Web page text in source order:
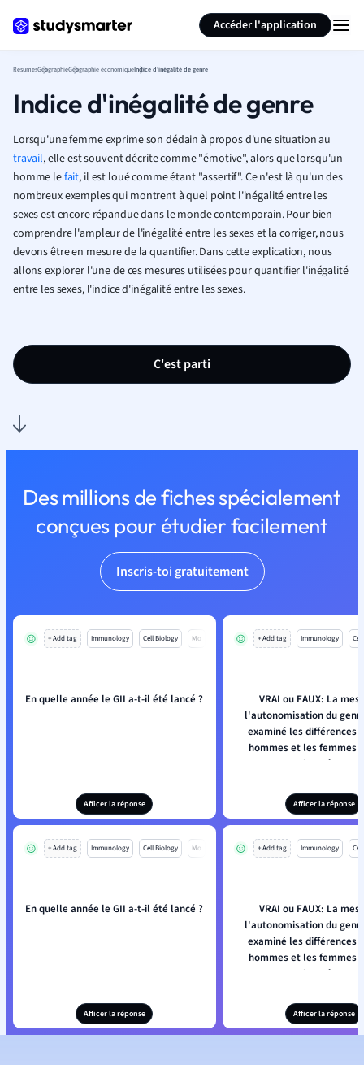
Accéder l'application
ResumesGéographieGéographie économiqueIndice d'inégalité de genre
Indice d'inégalité de genre
Lorsqu'une femme exprime son dédain à propos d'une situation au
travail, elle est souvent décrite comme "émotive", alors que lorsqu'un
homme lefait, il est loué comme étant "assertif". Ce n'est là qu'un des
nombreux exemples qui montrent à quel point l'inégalité entre les
sexes est encore répandue dans le monde contemporain. Pour bien
comprendre l'ampleur de l'inégalité entre les sexes et la corriger, nous
devons être en mesure de la quantifier. Dans cette explication, nous
allons explorer l'une de ces mesures utilisées pour quantifier l'inégalité
entre les sexes, l'indice d'inégalité entre les sexes.
C'est parti
Des millions de fiches spécialement
conçues pour étudier facilement
Inscris-toi gratuitement
+ Add tag Immunology Cell Biology Mo
En quelle année le GII a-t-il été lancé ?
Afficer la réponse
+ Add tag Immunology
VRAI ou FAUX: La
l'autonomisation du
examiné les différences
hommes et les femmes
concerne l'espérance
économiques.
Afficer la réponse
+ Add tag Immunology Cell Biology Mo
En quelle année le GII a-t-il été lancé ?
Afficer la réponse
+ Add tag Immunology
VRAI ou FAUX: La
l'autonomisation du
examiné les différences
hommes et les femmes
concerne l'espérance
économiques.
Afficer la réponse
Résumer la page